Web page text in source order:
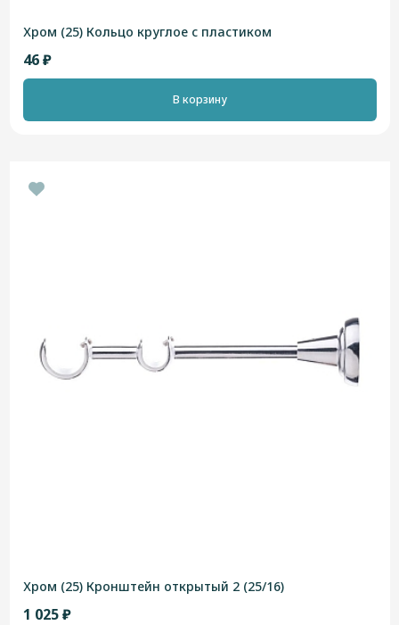
Хром (25) Кольцо круглое с пластиком
46 ₽
В корзину
Хром (25) Кронштейн открытый 2 (25/16)
1 025 ₽